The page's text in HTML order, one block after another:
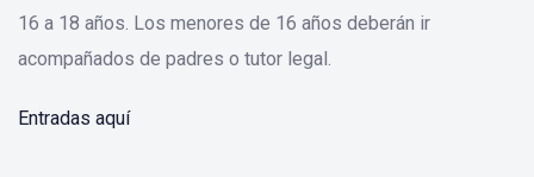
16 a 18 años. Los menores de 16 años deberán ir
acompañados de padres o tutor legal.
Entradas aquí